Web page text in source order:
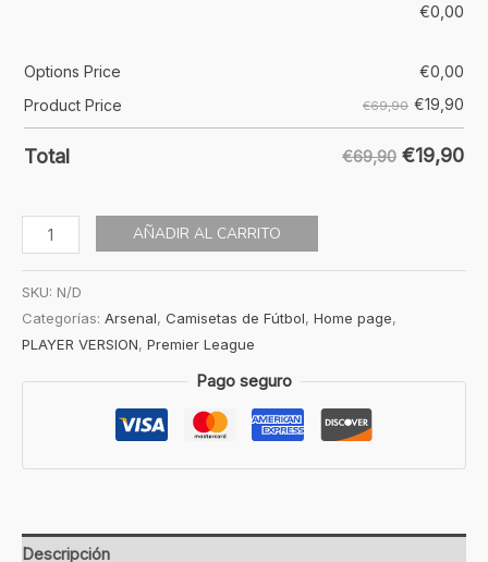
€0,00
Options Price €0,00
Product Price
€69,90 €19,90
Total €69,90 €19,90
AÑADIR AL CARRITO
SKU: N/D
Categorías: Arsenal, Camisetas de Fútbol, Home page,
PLAYER VERSION, Premier League
Pago seguro
Descripción